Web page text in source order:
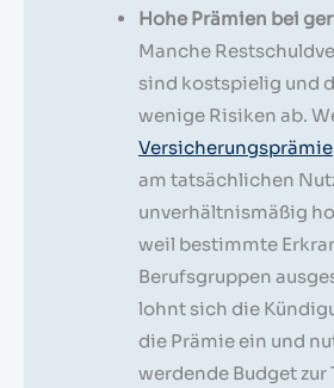
Hohe Prämien bei
Manche
sind kostspielig und
wenige Risiken ab.
Versicherungsprämie
am tatsächlichen
unverhältnismäßig
weil bestimmte
Berufsgruppen
lohnt sich die
die Prämie ein und
werdende Budget zur